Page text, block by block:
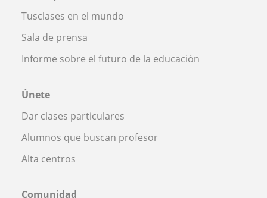
Tusclases en el mundo
Sala de prensa
Informe sobre el futuro de la educación
Únete
Dar clases particulares
Alumnos que buscan profesor
Alta centros
Comunidad